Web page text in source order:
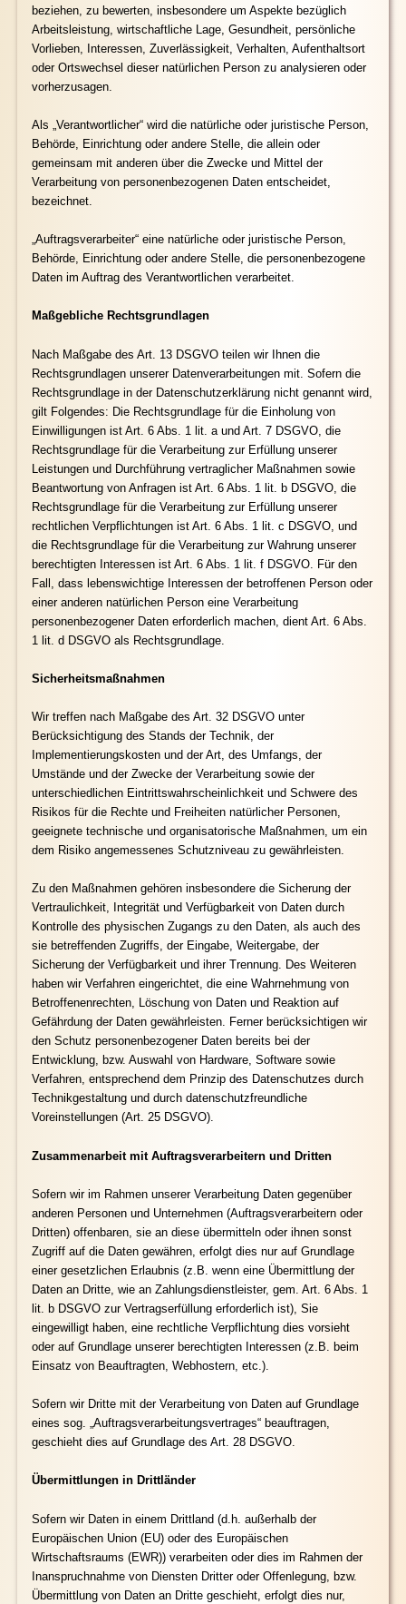
beziehen, zu bewerten, insbesondere um Aspekte bezüglich
Arbeitsleistung, wirtschaftliche Lage, Gesundheit, persönliche
Vorlieben, Interessen, Zuverlässigkeit, Verhalten, Aufenthaltsort
oder Ortswechsel dieser natürlichen Person zu analysieren oder
vorherzusagen.
Als „Verantwortlicher“ wird die natürliche oder juristische Person,
Behörde, Einrichtung oder andere Stelle, die allein oder
gemeinsam mit anderen über die Zwecke und Mittel der
Verarbeitung von personenbezogenen Daten entscheidet,
bezeichnet.
„Auftragsverarbeiter“ eine natürliche oder juristische Person,
Behörde, Einrichtung oder andere Stelle, die personenbezogene
Daten im Auftrag des Verantwortlichen verarbeitet.
Maßgebliche Rechtsgrundlagen
Nach Maßgabe des Art. 13 DSGVO teilen wir Ihnen die
Rechtsgrundlagen unserer Datenverarbeitungen mit. Sofern die
Rechtsgrundlage in der Datenschutzerklärung nicht genannt wird,
gilt Folgendes: Die Rechtsgrundlage für die Einholung von
Einwilligungen ist Art. 6 Abs. 1 lit. a und Art. 7 DSGVO, die
Rechtsgrundlage für die Verarbeitung zur Erfüllung unserer
Leistungen und Durchführung vertraglicher Maßnahmen sowie
Beantwortung von Anfragen ist Art. 6 Abs. 1 lit. b DSGVO, die
Rechtsgrundlage für die Verarbeitung zur Erfüllung unserer
rechtlichen Verpflichtungen ist Art. 6 Abs. 1 lit. c DSGVO, und
die Rechtsgrundlage für die Verarbeitung zur Wahrung unserer
berechtigten Interessen ist Art. 6 Abs. 1 lit. f DSGVO. Für den
Fall, dass lebenswichtige Interessen der betroffenen Person oder
einer anderen natürlichen Person eine Verarbeitung
personenbezogener Daten erforderlich machen, dient Art. 6 Abs.
1 lit. d DSGVO als Rechtsgrundlage.
Sicherheitsmaßnahmen
Wir treffen nach Maßgabe des Art. 32 DSGVO unter
Berücksichtigung des Stands der Technik, der
Implementierungskosten und der Art, des Umfangs, der
Umstände und der Zwecke der Verarbeitung sowie der
unterschiedlichen Eintrittswahrscheinlichkeit und Schwere des
Risikos für die Rechte und Freiheiten natürlicher Personen,
geeignete technische und organisatorische Maßnahmen, um ein
dem Risiko angemessenes Schutzniveau zu gewährleisten.
Zu den Maßnahmen gehören insbesondere die Sicherung der
Vertraulichkeit, Integrität und Verfügbarkeit von Daten durch
Kontrolle des physischen Zugangs zu den Daten, als auch des
sie betreffenden Zugriffs, der Eingabe, Weitergabe, der
Sicherung der Verfügbarkeit und ihrer Trennung. Des Weiteren
haben wir Verfahren eingerichtet, die eine Wahrnehmung von
Betroffenenrechten, Löschung von Daten und Reaktion auf
Gefährdung der Daten gewährleisten. Ferner berücksichtigen wir
den Schutz personenbezogener Daten bereits bei der
Entwicklung, bzw. Auswahl von Hardware, Software sowie
Verfahren, entsprechend dem Prinzip des Datenschutzes durch
Technikgestaltung und durch datenschutzfreundliche
Voreinstellungen (Art. 25 DSGVO).
Zusammenarbeit mit Auftragsverarbeitern und Dritten
Sofern wir im Rahmen unserer Verarbeitung Daten gegenüber
anderen Personen und Unternehmen (Auftragsverarbeitern oder
Dritten) offenbaren, sie an diese übermitteln oder ihnen sonst
Zugriff auf die Daten gewähren, erfolgt dies nur auf Grundlage
einer gesetzlichen Erlaubnis (z.B. wenn eine Übermittlung der
Daten an Dritte, wie an Zahlungsdienstleister, gem. Art. 6 Abs. 1
lit. b DSGVO zur Vertragserfüllung erforderlich ist), Sie
eingewilligt haben, eine rechtliche Verpflichtung dies vorsieht
oder auf Grundlage unserer berechtigten Interessen (z.B. beim
Einsatz von Beauftragten, Webhostern, etc.).
Sofern wir Dritte mit der Verarbeitung von Daten auf Grundlage
eines sog. „Auftragsverarbeitungsvertrages“ beauftragen,
geschieht dies auf Grundlage des Art. 28 DSGVO.
Übermittlungen in Drittländer
Sofern wir Daten in einem Drittland (d.h. außerhalb der
Europäischen Union (EU) oder des Europäischen
Wirtschaftsraums (EWR)) verarbeiten oder dies im Rahmen der
Inanspruchnahme von Diensten Dritter oder Offenlegung, bzw.
Übermittlung von Daten an Dritte geschieht, erfolgt dies nur,